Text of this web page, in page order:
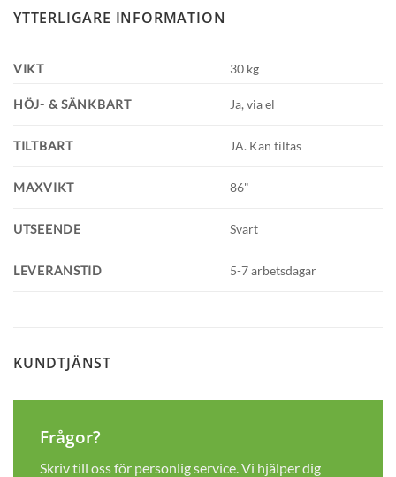
YTTERLIGARE INFORMATION
VIKT 30 kg
HÖJ- & SÄNKBART Ja, via el
TILTBART JA. Kan tiltas
MAXVIKT 86"
UTSEENDE Svart
LEVERANSTID 5-7 arbetsdagar
KUNDTJÄNST
Frågor?
Skriv till oss för personlig service. Vi hjälper dig